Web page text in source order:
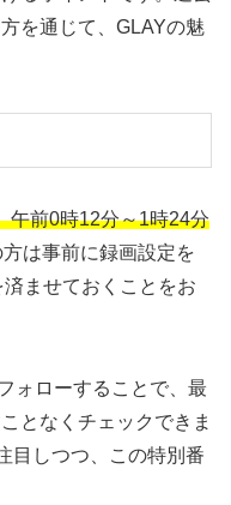
を通じて、GLAYの魅
午前0時12分～1時24分
は事前に録画設定を
ませておくことをお
ォローすることで、最
となくチェックできま
目しつつ、この特別番